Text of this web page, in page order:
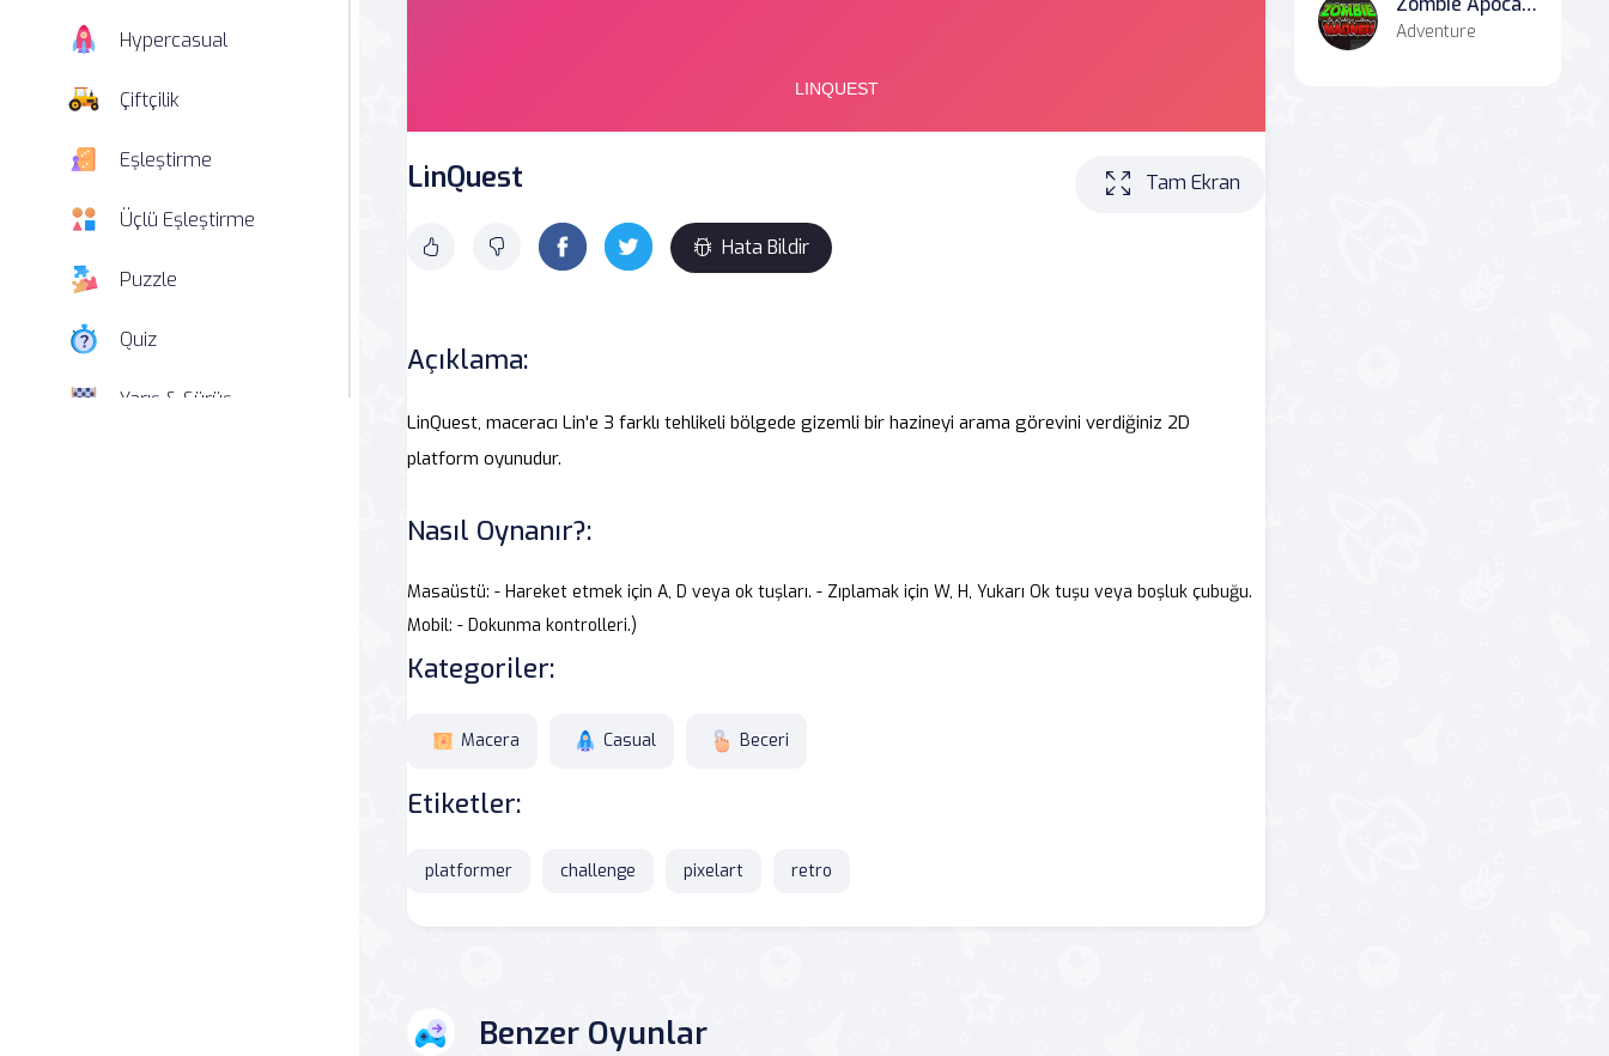
Hypercasual
Çiftçilik
Eşleştirme
Üçlü Eşleştirme
Puzzle
Quiz
Yarış & Sürüş
LinQuest
Hata Bildir
Tam Ekran
Açıklama:
LinQuest, maceracı Lin'e 3 farklı tehlikeli bölgede gizemli bir hazineyi arama görevini verdiğiniz 2D
platform oyunudur.
Nasıl Oynanır?:
Masaüstü: - Hareket etmek için A, D veya ok tuşları. - Zıplamak için W, H, Yukarı Ok tuşu veya boşluk çubuğu.
Mobil: - Dokunma kontrolleri.)
Kategoriler:
Macera Casual Beceri
Etiketler:
platformer challenge pixelart retro
Adventure
Benzer Oyunlar